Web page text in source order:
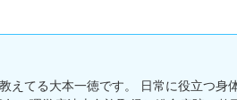
えてる大本一徳です。 日常に役立つ身